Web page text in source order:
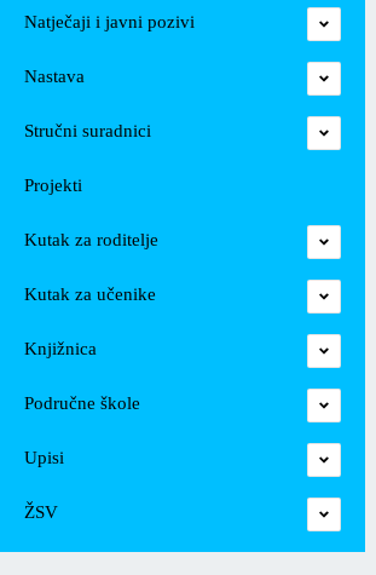
Natječaji i javni pozivi
Nastava
Stručni suradnici
Projekti
Kutak za roditelje
Kutak za učenike
Knjižnica
Područne škole
Upisi
ŽSV